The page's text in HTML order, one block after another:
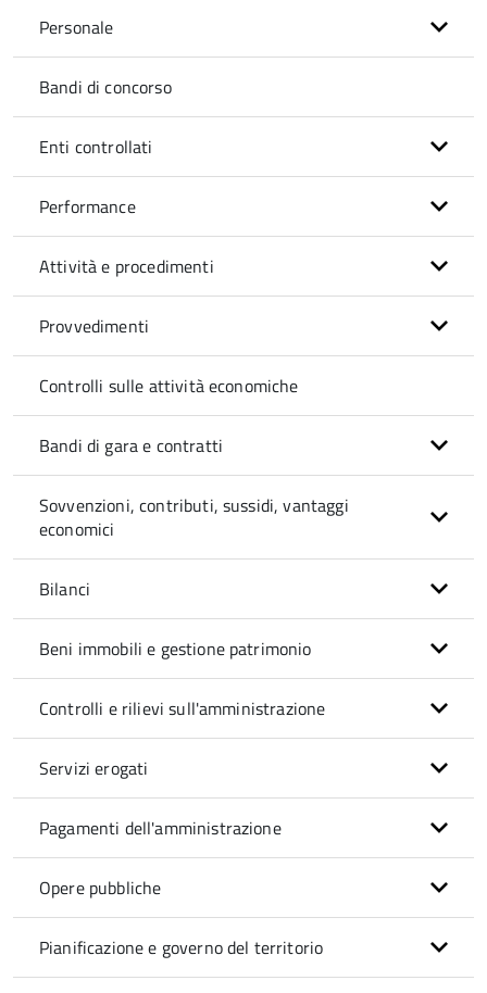
Personale
Bandi di concorso
Enti controllati
Performance
Attività e procedimenti
Provvedimenti
Controlli sulle attività economiche
Bandi di gara e contratti
Sovvenzioni, contributi, sussidi, vantaggi
economici
Bilanci
Beni immobili e gestione patrimonio
Controlli e rilievi sull'amministrazione
Servizi erogati
Pagamenti dell'amministrazione
Opere pubbliche
Pianificazione e governo del territorio